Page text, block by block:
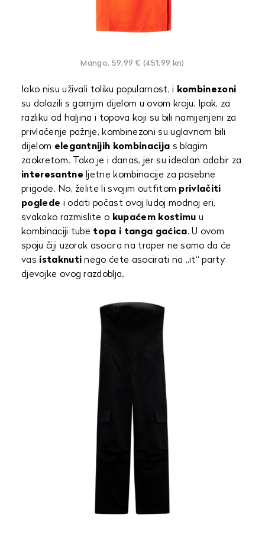
Mango, 59,99 € (451,99 kn)
Iako nisu uživali toliku popularnost, i kombinezoni
su dolazili s gornjim dijelom u ovom kroju. Ipak, za
razliku od haljina i topova koji su bili namijenjeni za
privlačenje pažnje, kombinezoni su uglavnom bili
dijelom elegantnijih kombinacija s blagim
zaokretom. Tako je i danas, jer su idealan odabir za
interesantne ljetne kombinacije za posebne
prigode. No, želite li svojim outfitom privlačiti
poglede i odati počast ovoj ludoj modnoj eri,
svakako razmislite o kupaćem kostimu u
kombinaciji tube topa i tanga gaćica. U ovom
spoju čiji uzorak asocira na traper ne samo da će
vas istaknuti nego ćete asocirati na „it“ party
djevojke ovog razdoblja.